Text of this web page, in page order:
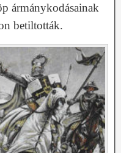
ármánykodásainak
betiltották.